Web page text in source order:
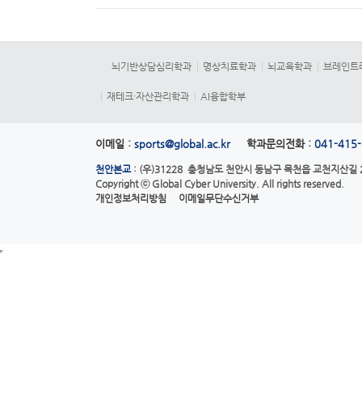
뇌기반상담심리학과 명상치료학과 뇌교육학과 브레인트
재테크·자산관리학과 AI융합학부
이메일 : sports@global.ac.kr 학과문의전화 : 041-
천안본교: (우)31228 충청남도 천안시 동남구 목천읍 교천지산
Copyright ⓒ Global Cyber University. All rights reserved.
개인정보처리방침
이메일무단수신거부